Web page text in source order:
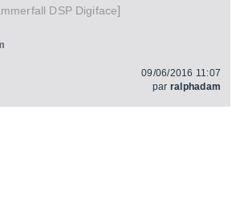
DSP Digiface]
09/06/2016 11:07
par ralphadam